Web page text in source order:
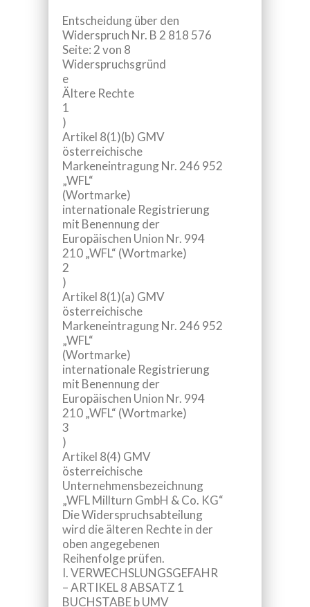
Entscheidung über den
Widerspruch Nr. B 2 818 576
Seite: 2 von 8
Widerspruchsgründ
e
Ältere Rechte
1
)
Artikel 8(1)(b) GMV
österreichische
Markeneintragung Nr. 246 952
„WFL“
(Wortmarke)
internationale Registrierung
mit Benennung der
Europäischen Union Nr. 994
210 „WFL“ (Wortmarke)
2
)
Artikel 8(1)(a) GMV
österreichische
Markeneintragung Nr. 246 952
„WFL“
(Wortmarke)
internationale Registrierung
mit Benennung der
Europäischen Union Nr. 994
210 „WFL“ (Wortmarke)
3
)
Artikel 8(4) GMV
österreichische
Unternehmensbezeichnung
„WFL Millturn GmbH & Co. KG“
Die Widerspruchsabteilung
wird die älteren Rechte in der
oben angegebenen
Reihenfolge prüfen.
I. VERWECHSLUNGSGEFAHR
– ARTIKEL 8 ABSATZ 1
BUCHSTABE b UMV